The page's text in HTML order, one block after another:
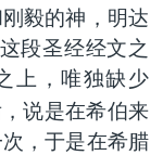
毅的神，明达
段圣经经文之
上，唯独缺少
说是在希伯来
，于是在希腊